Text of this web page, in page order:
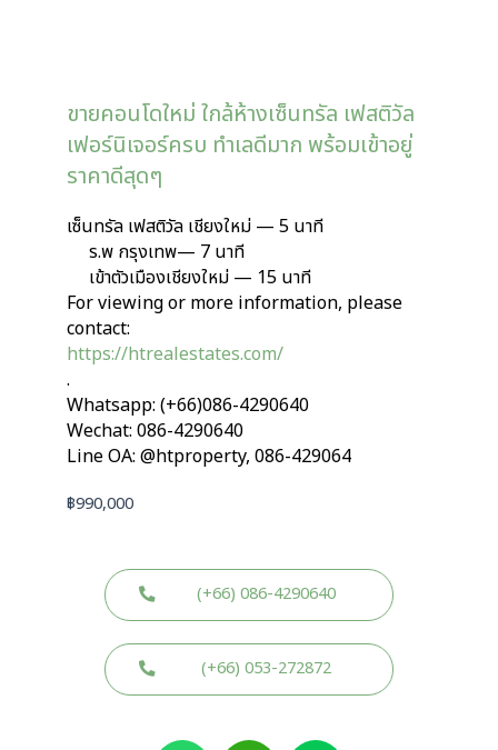
ขายคอนโดใหม่ ใกล้ห้างเซ็นทรัล เฟสติวัล
เฟอร์นิเจอร์ครบ ทำเลดีมาก พร้อมเข้าอยู่
ราคาดีสุดๆ
เซ็นทรัล เฟสติวัล เชียงใหม่ — 5 นาที
ร.พ กรุงเทพ— 7 นาที
เข้าตัวเมืองเชียงใหม่ — 15 นาที
For viewing or more information, please
contact:
https://htrealestates.com/
.
Whatsapp: (+66)086-4290640
Wechat: 086-4290640
Line OA: @htproperty, 086-429064
฿990,000
(+66) 086-4290640
(+66) 053-272872
W W L